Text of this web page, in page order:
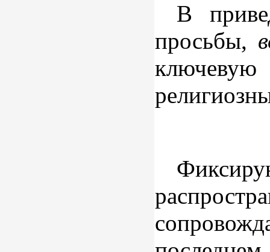
В
просьбы,
ключевую